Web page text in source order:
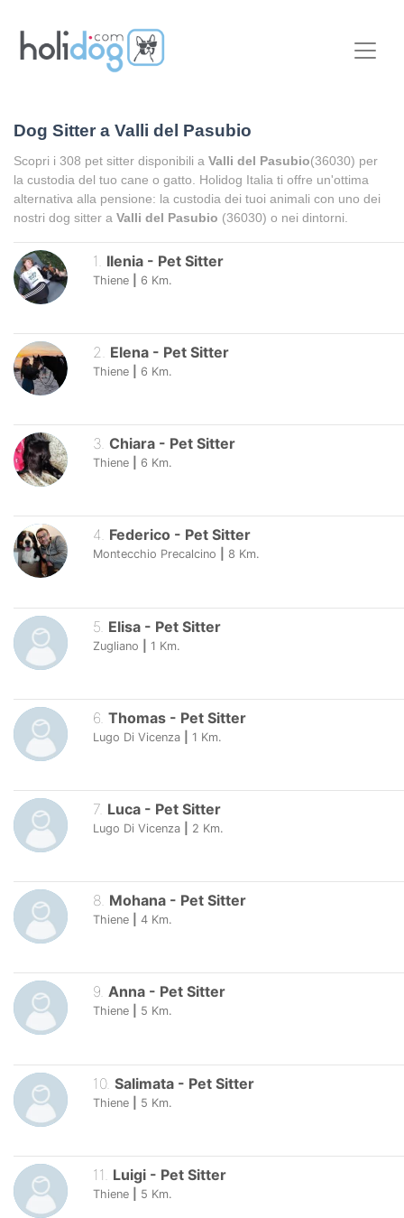
Dog Sitter a Valli del Pasubio
Scopri i 308 pet sitter disponibili a Valli del Pasubio(36030) per
la custodia del tuo cane o gatto. Holidog Italia ti offre un'ottima
alternativa alla pensione: la custodia dei tuoi animali con uno dei
nostri dog sitter a Valli del Pasubio (36030) o nei dintorni.
1 Ilenia - Pet Sitter
Thiene 6 Km.
2. Elena - Pet Sitter
Thiene 6 Km.
3. Chiara - Pet Sitter
Thiene 6 Km.
4. Federico - Pet Sitter
Montecchio Precalcino 8 Km.
5 Elisa - Pet Sitter
Zugliano 1 Km.
6 Thomas - Pet Sitter
Lugo Di Vicenza 1 Km.
7. Luca - Pet Sitter
Lugo Di Vicenza 2 Km.
8. Mohana - Pet Sitter
Thiene 4 Km.
9. Anna - Pet Sitter
Thiene 5 Km.
10. Salimata - Pet Sitter
Thiene 5 Km.
11 Luigi - Pet Sitter
Thiene 5 Km.